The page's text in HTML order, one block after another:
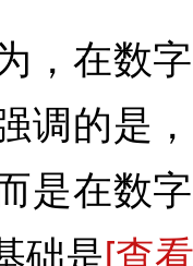
在数字
调的是
是在数
础是[查